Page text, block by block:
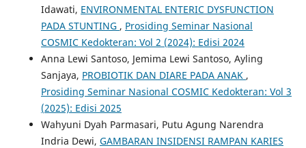
Idawati, ENVIRONMENTAL ENTERIC DYSFUNCTION
PADA STUNTING , Prosiding Seminar Nasional
COSMIC Kedokteran: Vol 2 (2024): Edisi 2024
Anna Lewi Santoso, Jemima Lewi Santoso, Ayling
Sanjaya, PROBIOTIK DAN DIARE PADA ANAK ,
Prosiding Seminar Nasional COSMIC Kedokteran: Vol 3
(2025): Edisi 2025
Wahyuni Dyah Parmasari, Putu Agung Narendra
Indria Dewi, GAMBARAN INSIDENSI RAMPAN KARIES